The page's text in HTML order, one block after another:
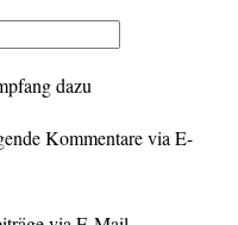
dazu
Kommentare via E-